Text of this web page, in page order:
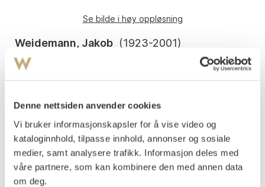
Denne nettsiden anvender cookies
Vi bruker informasjonskapsler for å vise video og
kataloginnhold, tilpasse innhold, annonser og sosiale
medier, samt analysere trafikk. Informasjon deles med
våre partnere, som kan kombinere den med annen data
om deg.
Se bilde i høy oppløsning
Weidemann, Jakob (1923-2001)
Vårstudie i skogen 1964
Signert og datert nede t.h.: Weidemann 64.
Påtegnet med tittel på baksiden, på blindrammen.
Vurdering
NOK 60 000–80 000